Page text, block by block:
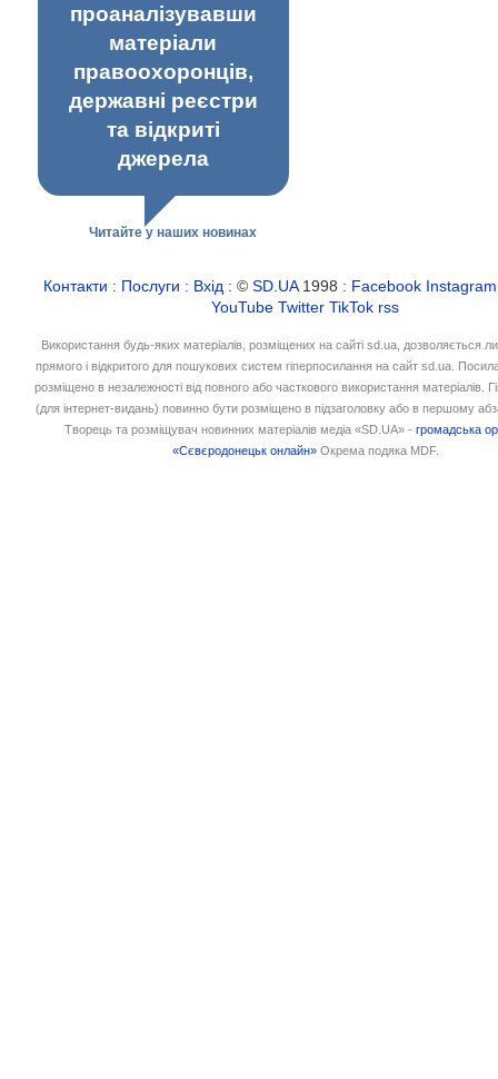
проаналізувавши
матеріали
правоохоронців,
державні реєстри
та відкриті
джерела
Читайте у наших новинах
Контакти : Послуги : Вхід : ©SD.UA1998 : Facebook Instagram
YouTube Twitter TikTok rss
Використання будь-яких матеріалів, розміщених на сайті sd.ua, дозволяється
прямого і відкритого для пошукових систем гіперпосилання на сайт sd.ua.
розміщено в незалежності від повного або часткового використання матеріалів.
(для інтернет-видань) повинно бути розміщено в підзаголовку або в першому
Творець та розміщувач новинних матеріалів медіа «SD.UA» -громадська
«Сєвєродонецьк онлайн» Окрема подяка MDF.